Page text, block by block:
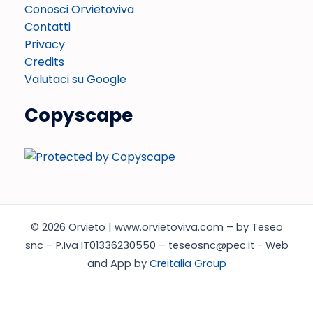
Conosci Orvietoviva
Contatti
Privacy
Credits
Valutaci su Google
Copyscape
© 2026 Orvieto | www.orvietoviva.com – by Teseo
snc – P.Iva IT01336230550 – teseosnc@pec.it - Web
and App by Creitalia Group